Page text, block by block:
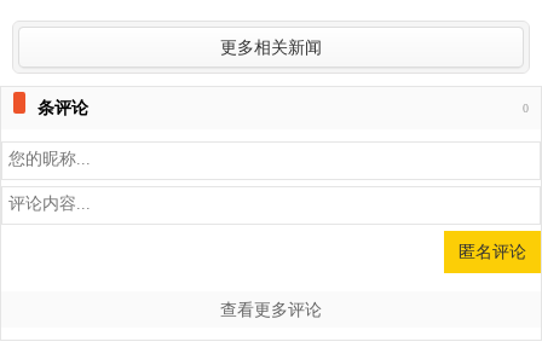
更多相关新闻
0
条评论
查看更多评论